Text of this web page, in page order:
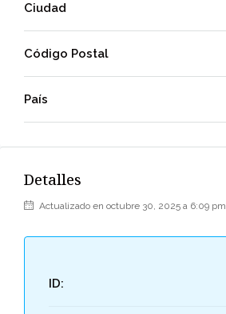
Ciudad
Código Postal
País
Detalles
Actualizado en octubre 30, 2025 a 6:09 pm
ID: